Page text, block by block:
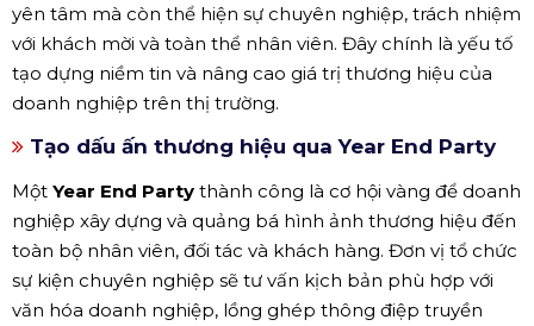
yên tâm mà còn thể hiện sự chuyên nghiệp, trách nhiệm
với khách mời và toàn thể nhân viên. Đây chính là yếu tố
tạo dựng niềm tin và nâng cao giá trị thương hiệu của
doanh nghiệp trên thị trường.
Tạo dấu ấn thương hiệu qua Year End Party
Một Year End Party thành công là cơ hội vàng để doanh
nghiệp xây dựng và quảng bá hình ảnh thương hiệu đến
toàn bộ nhân viên, đối tác và khách hàng. Đơn vị tổ chức
sự kiện chuyên nghiệp sẽ tư vấn kịch bản phù hợp với
văn hóa doanh nghiệp, lồng ghép thông điệp truyền